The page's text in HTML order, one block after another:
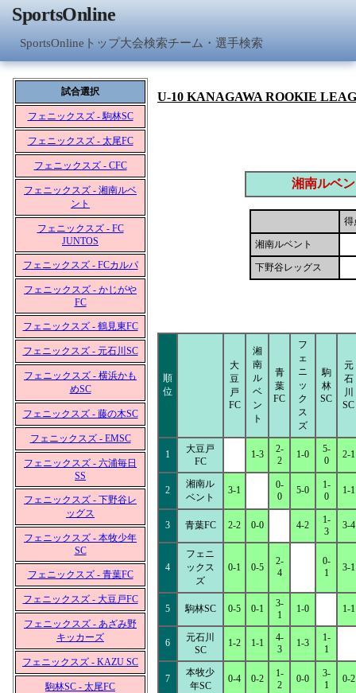
SportsOnline
SportsOnlineトップ大会検索チーム・選手検索
試合選択
フェニックスズ - 駒林SC
フェニックスズ - 太尾FC
フェニックスズ - CFC
フェニックスズ - 湘南ルベ
ント
フェニックスズ - FC
JUNTOS
フェニックスズ - FCカルパ
フェニックスズ - かじがや
FC
フェニックスズ - 鶴見東FC
フェニックスズ - 元石川SC
フェニックスズ - 横浜かも
めSC
フェニックスズ - 藤の木SC
フェニックスズ - EMSC
フェニックスズ - 六浦毎日
SS
フェニックスズ - 下野谷レ
ッグス
フェニックスズ - 本牧少年
SC
フェニックスズ - 青葉FC
フェニックスズ - 大豆戸FC
フェニックスズ - あざみ野
キッカーズ
フェニックスズ - KAZU SC
駒林SC - 太尾FC
U-10 KANAGAWA ROOKIE
湘南ルベ
得
湘南ルベント
下野谷レッグス
順
位
大
豆
戸
FC
湘
南
ル
ベ
ン
ト
青
葉
FC
フ
ェ
ニ
ッ
ク
ス
ズ
駒
林
SC
元
石
川
SC
1
大豆戸
FC
1-3
2-
2
1-0
5-
0
2-1
2
湘南ル
ベント
3-1
0-
0
5-0
1-
0
1-1
3 青葉FC 2-2 0-0 4-2
1-
3
3-4
4
フェニ
ックス
ズ
0-1 0-5
2-
4
0-
1
3-1
5 駒林SC 0-5 0-1
3-
1
1-0 1-1
6
元石川
SC
1-2 1-1
4-
3
1-3
1-
1
7
本牧少
年SC
0-4 0-2
1-
2
0-0
3-
1
0-2